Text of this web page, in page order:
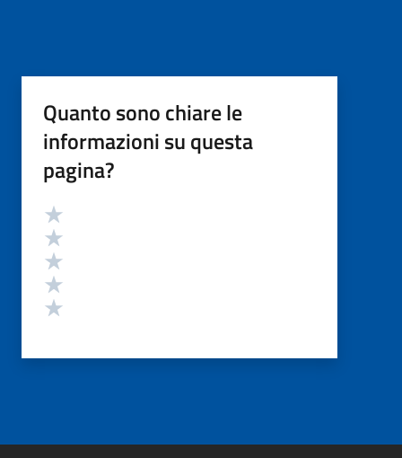
Quanto sono chiare le
informazioni su questa
pagina?
Valutazione